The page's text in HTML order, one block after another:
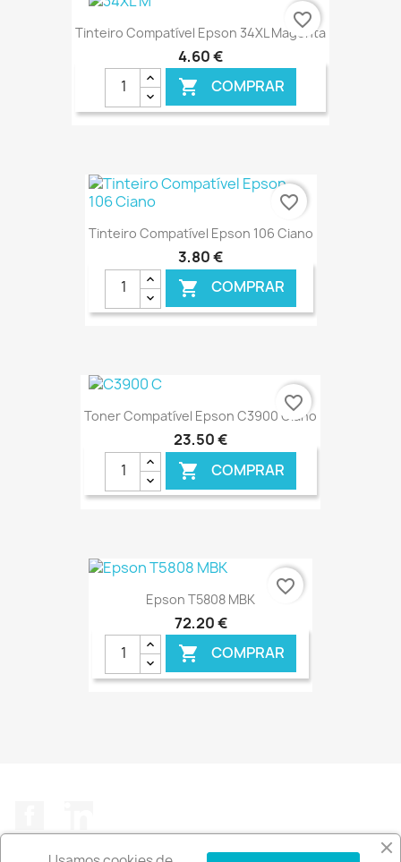
€ ONLINE
Tinteiro Compatível Epson 34XL Magenta
4,60 €
 COMPRAR
€ ONLINE
favorite_border
Tinteiro Compatível Epson 106 Ciano
3,80 €
 COMPRAR
favorite_border
Toner Compatível Epson C3900 Ciano
23,50 €
 COMPRAR
€ ONLINE
favorite_border
Epson T5808 MBK
72,20 €
 COMPRAR
favorite_border